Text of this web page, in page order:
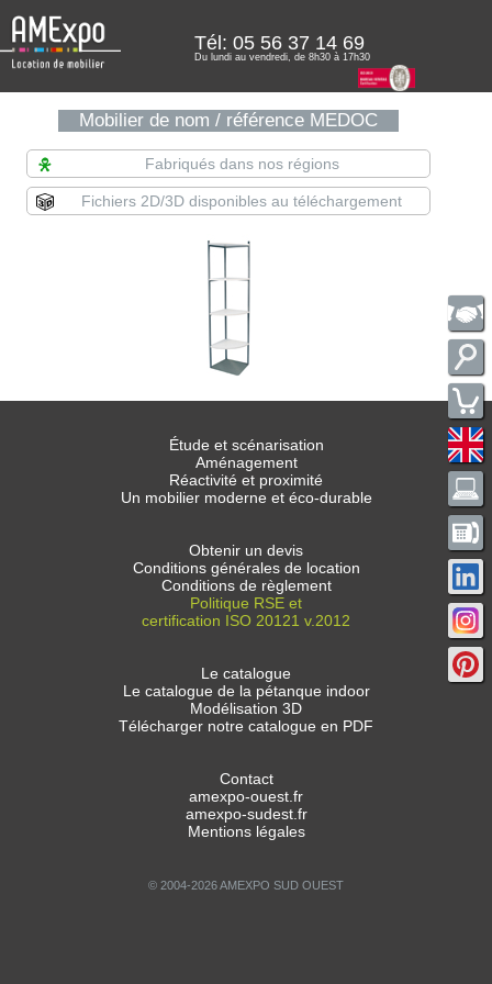
Tél: 05 56 37 14 69
Du lundi au vendredi, de 8h30 à 17h30
Mobilier de nom / référence MEDOC
Fabriqués dans nos régions
Fichiers 2D/3D disponibles au téléchargement
Étude et scénarisation
Aménagement
Réactivité et proximité
Un mobilier moderne et éco-durable
Obtenir un devis
Conditions générales de location
Conditions de règlement
Politique RSE et
certification ISO 20121 v.2012
Le catalogue
Le catalogue de la pétanque indoor
Modélisation 3D
Télécharger notre catalogue en PDF
Contact
amexpo-ouest.fr
amexpo-sudest.fr
Mentions légales
© 2004-2026 AMEXPO SUD OUEST